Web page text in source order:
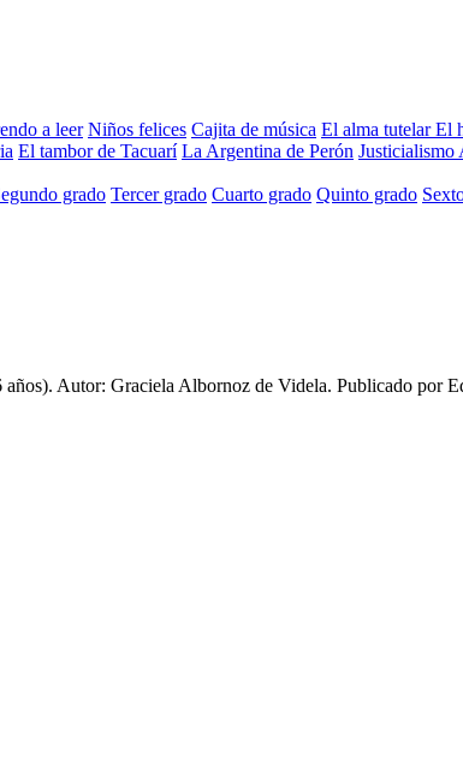
a leer Niños felices Cajita de música El alma tutelarEl
El tambor de Tacuarí La Argentina de Perón Justicialismo
grado Tercer grado Cuarto grado Quinto grado
años). Autor: Graciela Albornoz de Videla. Publicado por